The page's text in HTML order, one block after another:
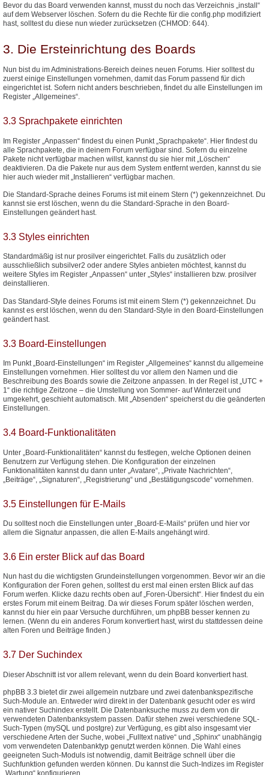
Bevor du das Board verwenden kannst, musst du noch das Verzeichnis „install“
auf dem Webserver löschen. Sofern du die Rechte für die config.php modifiziert
hast, solltest du diese nun wieder zurücksetzen (CHMOD: 644).
3. Die Ersteinrichtung des Boards
Nun bist du im Administrations-Bereich deines neuen Forums. Hier solltest du
zuerst einige Einstellungen vornehmen, damit das Forum passend für dich
eingerichtet ist. Sofern nicht anders beschrieben, findet du alle Einstellungen im
Register „Allgemeines“.
3.3 Sprachpakete einrichten
Im Register „Anpassen“ findest du einen Punkt „Sprachpakete“. Hier findest du
alle Sprachpakete, die in deinem Forum verfügbar sind. Sofern du einzelne
Pakete nicht verfügbar machen willst, kannst du sie hier mit „Löschen“
deaktivieren. Da die Pakete nur aus dem System entfernt werden, kannst du sie
hier auch wieder mit „Installieren“ verfügbar machen.
Die Standard-Sprache deines Forums ist mit einem Stern (*) gekennzeichnet. Du
kannst sie erst löschen, wenn du die Standard-Sprache in den Board-
Einstellungen geändert hast.
3.3 Styles einrichten
Standardmäßig ist nur prosilver eingerichtet. Falls du zusätzlich oder
ausschließlich subsilver2 oder andere Styles anbieten möchtest, kannst du
weitere Styles im Register „Anpassen“ unter „Styles“ installieren bzw. prosilver
deinstallieren.
Das Standard-Style deines Forums ist mit einem Stern (*) gekennzeichnet. Du
kannst es erst löschen, wenn du den Standard-Style in den Board-Einstellungen
geändert hast.
3.3 Board-Einstellungen
Im Punkt „Board-Einstellungen“ im Register „Allgemeines“ kannst du allgemeine
Einstellungen vornehmen. Hier solltest du vor allem den Namen und die
Beschreibung des Boards sowie die Zeitzone anpassen. In der Regel ist „UTC +
1“ die richtige Zeitzone – die Umstellung von Sommer- auf Winterzeit und
umgekehrt, geschieht automatisch. Mit „Absenden“ speicherst du die geänderten
Einstellungen.
3.4 Board-Funktionalitäten
Unter „Board-Funktionalitäten“ kannst du festlegen, welche Optionen deinen
Benutzern zur Verfügung stehen. Die Konfiguration der einzelnen
Funktionalitäten kannst du dann unter „Avatare“, „Private Nachrichten“,
„Beiträge“, „Signaturen“, „Registrierung“ und „Bestätigungscode“ vornehmen.
3.5 Einstellungen für E-Mails
Du solltest noch die Einstellungen unter „Board-E-Mails“ prüfen und hier vor
allem die Signatur anpassen, die allen E-Mails angehängt wird.
3.6 Ein erster Blick auf das Board
Nun hast du die wichtigsten Grundeinstellungen vorgenommen. Bevor wir an die
Konfiguration der Foren gehen, solltest du erst mal einen ersten Blick auf das
Forum werfen. Klicke dazu rechts oben auf „Foren-Übersicht“. Hier findest du ein
erstes Forum mit einem Beitrag. Da wir dieses Forum später löschen werden,
kannst du hier ein paar Versuche durchführen, um phpBB besser kennen zu
lernen. (Wenn du ein anderes Forum konvertiert hast, wirst du stattdessen deine
alten Foren und Beiträge finden.)
3.7 Der Suchindex
Dieser Abschnitt ist vor allem relevant, wenn du dein Board konvertiert hast.
phpBB 3.3 bietet dir zwei allgemein nutzbare und zwei datenbankspezifische
Such-Module an. Entweder wird direkt in der Datenbank gesucht oder es wird
ein nativer Suchindex erstellt. Die Datenbanksuche muss zu dem von dir
verwendeten Datenbanksystem passen. Dafür stehen zwei verschiedene SQL-
Such-Typen (mySQL und postgre) zur Verfügung, es gibt also insgesamt vier
verschiedene Arten der Suche, wobei „Fulltext native“ und „Sphinx“ unabhängig
vom verwendeten Datenbanktyp genutzt werden können. Die Wahl eines
geeigneten Such-Moduls ist notwendig, damit Beiträge schnell über die
Suchfunktion gefunden werden können. Du kannst die Such-Indizes im Register
„Wartung“ konfigurieren.